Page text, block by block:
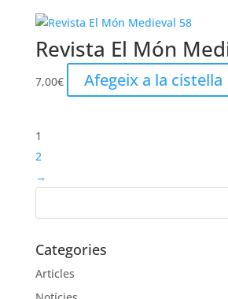
Revista El Món
7,00€ Afegeix a la cistella
1
2
→
Categories
Articles